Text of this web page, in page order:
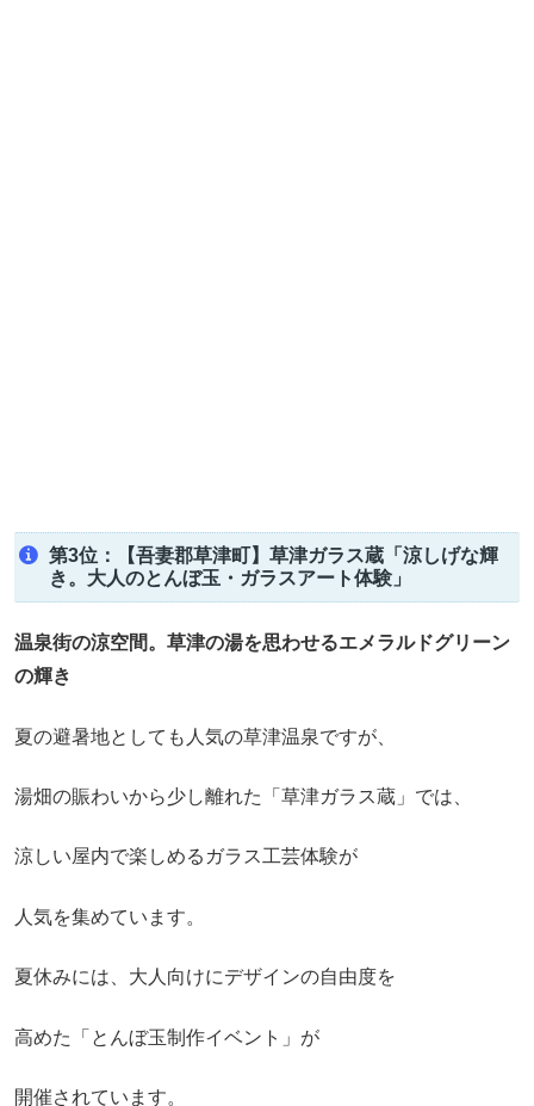
第3位：【吾妻郡草津町】草津ガラス蔵「涼しげな輝
き。大人のとんぼ玉・ガラスアート体験」
温泉街の涼空間。草津の湯を思わせるエメラルドグリーン
の輝き
夏の避暑地としても人気の草津温泉ですが、
湯畑の賑わいから少し離れた「草津ガラス蔵」では、
涼しい屋内で楽しめるガラス工芸体験が
人気を集めています。
夏休みには、大人向けにデザインの自由度を
高めた「とんぼ玉制作イベント」が
開催されています。